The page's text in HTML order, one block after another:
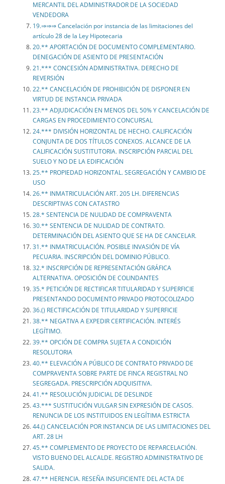
MERCANTIL DEL ADMINISTRADOR DE LA SOCIEDAD
VENDEDORA
19.⇒⇒⇒ Cancelación por instancia de las limitaciones del
artículo 28 de la Ley Hipotecaria
20.** APORTACIÓN DE DOCUMENTO COMPLEMENTARIO.
DENEGACIÓN DE ASIENTO DE PRESENTACIÓN
21.*** CONCESIÓN ADMINISTRATIVA. DERECHO DE
REVERSIÓN
22.** CANCELACIÓN DE PROHIBICIÓN DE DISPONER EN
VIRTUD DE INSTANCIA PRIVADA
23.** ADJUDICACIÓN EN MENOS DEL 50% Y CANCELACIÓN DE
CARGAS EN PROCEDIMIENTO CONCURSAL
24.*** DIVISIÓN HORIZONTAL DE HECHO. CALIFICACIÓN
CONJUNTA DE DOS TÍTULOS CONEXOS. ALCANCE DE LA
CALIFICACIÓN SUSTITUTORIA. INSCRIPCIÓN PARCIAL DEL
SUELO Y NO DE LA EDIFICACIÓN
25.** PROPIEDAD HORIZONTAL. SEGREGACIÓN Y CAMBIO DE
USO
26.** INMATRICULACIÓN ART. 205 LH. DIFERENCIAS
DESCRIPTIVAS CON CATASTRO
28.* SENTENCIA DE NULIDAD DE COMPRAVENTA
30.** SENTENCIA DE NULIDAD DE CONTRATO.
DETERMINACIÓN DEL ASIENTO QUE SE HA DE CANCELAR.
31.** INMATRICULACIÓN. POSIBLE INVASIÓN DE VÍA
PECUARIA. INSCRIPCIÓN DEL DOMINIO PÚBLICO.
32.* INSCRIPCIÓN DE REPRESENTACIÓN GRÁFICA
ALTERNATIVA. OPOSICIÓN DE COLINDANTES
35.* PETICIÓN DE RECTIFICAR TITULARIDAD Y SUPERFICIE
PRESENTANDO DOCUMENTO PRIVADO PROTOCOLIZADO
36.() RECTIFICACIÓN DE TITULARIDAD Y SUPERFICIE
38.** NEGATIVA A EXPEDIR CERTIFICACIÓN. INTERÉS
LEGÍTIMO.
39.** OPCIÓN DE COMPRA SUJETA A CONDICIÓN
RESOLUTORIA
40.** ELEVACIÓN A PÚBLICO DE CONTRATO PRIVADO DE
COMPRAVENTA SOBRE PARTE DE FINCA REGISTRAL NO
SEGREGADA. PRESCRIPCIÓN ADQUISITIVA.
41.** RESOLUCIÓN JUDICIAL DE DESLINDE
43.*** SUSTITUCIÓN VULGAR SIN EXPRESIÓN DE CASOS.
RENUNCIA DE LOS INSTITUIDOS EN LEGÍTIMA ESTRICTA
44.() CANCELACIÓN POR INSTANCIA DE LAS LIMITACIONES DEL
ART. 28 LH
45.** COMPLEMENTO DE PROYECTO DE REPARCELACIÓN.
VISTO BUENO DEL ALCALDE. REGISTRO ADMINISTRATIVO DE
SALIDA.
47.** HERENCIA. RESEÑA INSUFICIENTE DEL ACTA DE